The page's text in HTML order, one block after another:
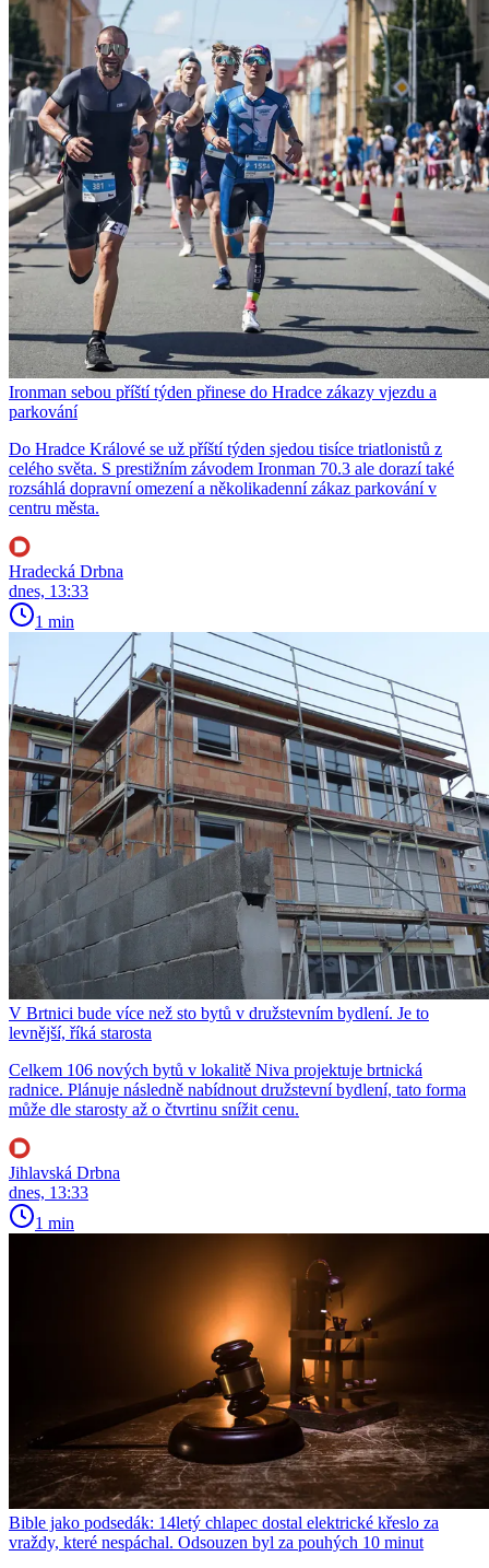
Ironman sebou příští týden přinese do Hradce zákazy vjezdu a
parkování
Do Hradce Králové se už příští týden sjedou tisíce triatlonistů z
celého světa. S prestižním závodem Ironman 70.3 ale dorazí také
rozsáhlá dopravní omezení a několikadenní zákaz parkování v
centru města.
Hradecká Drbna
dnes, 13:33
1 min
V Brtnici bude více než sto bytů v družstevním bydlení. Je to
levnější, říká starosta
Celkem 106 nových bytů v lokalitě Niva projektuje brtnická
radnice. Plánuje následně nabídnout družstevní bydlení, tato forma
může dle starosty až o čtvrtinu snížit cenu.
Jihlavská Drbna
dnes, 13:33
1 min
Bible jako podsedák: 14letý chlapec dostal elektrické křeslo za
vraždy, které nespáchal. Odsouzen byl za pouhých 10 minut